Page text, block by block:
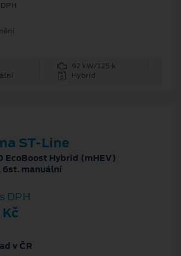
92 kW/125 k
Hybrid
ST-Line
EcoBoost Hybrid (mHEV)
6st. manuální
DPH
v ČR